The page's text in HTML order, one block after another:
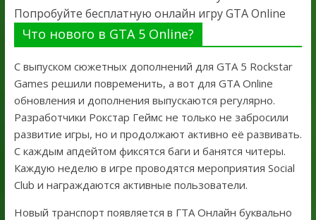
Попробуйте бесплатную онлайн игру GTA Online
Что нового в GTA 5 Online?
С выпуском сюжетных дополнений для GTA 5 Rockstar
Games решили повременить, а вот для GTA Online
обновления и дополнения выпускаются регулярно.
Разработчики Рокстар Геймс не только не забросили
развитие игры, но и продолжают активно её развивать.
С каждым апдейтом фиксятся баги и банятся читеры.
Каждую неделю в игре проводятся мероприятия Social
Club и награждаются активные пользователи.
Новый транспорт появляется в ГТА Онлайн буквально